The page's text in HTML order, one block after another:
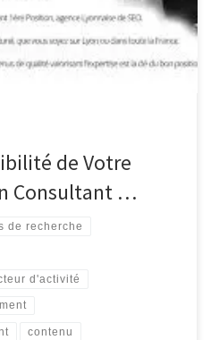
pour l’attention des
de Votre
Consultant …
de recherche
d'activité
contenu